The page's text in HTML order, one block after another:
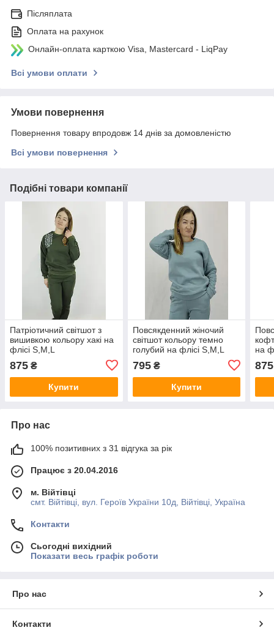
Післяплата
Оплата на рахунок
Онлайн-оплата карткою Visa, Mastercard - LiqPay
Всі умови оплати
Умови повернення
Повернення товару впродовж 14 днів за домовленістю
Всі умови повернення
Подібні товари компанії
Патріотичний світшот з
вишивкою кольору хакі на
флісі S,M,L
875 ₴
Купити
Повсякденний жіночий
світшот кольору темно
голубий на флісі S,M,L
795₴
Купити
на
875
Про нас
100% позитивних з 31 відгука за рік
Працює з 20.04.2016
м. Війтівці
смт. Війтівці, вул. Героїв України 10д, Війтівці, Україна
Контакти
Сьогодні вихідний
Показати весь графік роботи
Про нас
Контакти